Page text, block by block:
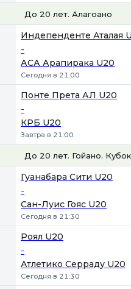
До 20 лет. Алагоано
Индепенденте Аталая
-
АСА Арапирака U20
Сегодня в 21:00
Понте Прета АЛ U20
-
КРБ U20
Завтра в 21:00
До 20 лет. Гойано. Кубок
Гуанабара Сити U20
-
Сан-Луис Гояс U20
Сегодня в 21:30
Роял U20
-
Атлетико Серраду U20
Сегодня в 21:30